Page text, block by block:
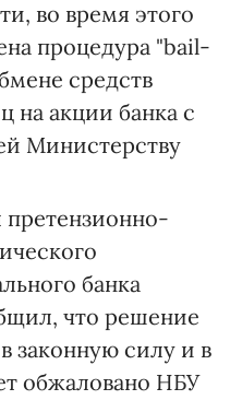
во время этого
процедура "bail-
средств
на акции банка с
Министерству
претензионно-
банка
что решение
законную силу и в
обжаловано НБУ